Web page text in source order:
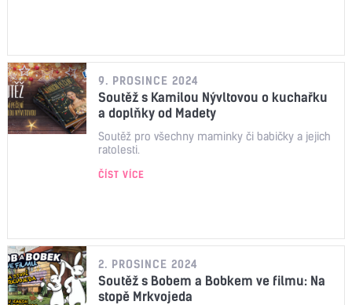
9. PROSINCE 2024
Soutěž s Kamilou Nývltovou o kuchařku
a doplňky od Madety
Soutěž pro všechny maminky či babičky a jejich
ratolesti.
ČÍST VÍCE
2. PROSINCE 2024
Soutěž s Bobem a Bobkem ve filmu: Na
stopě Mrkvojeda